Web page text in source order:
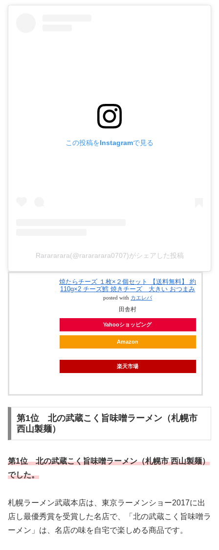
この投稿をInstagramで見る
Rarararara(@rarararara0707)がシェアした投稿
焼たらチーズ １枚×２個セット 【送料無料】 約
110g×2 チーズ鱈 焼きチーズ 大きい おつまみ
posted with カエレバ
田舎村
Yahooショッピング
Amazon
楽天市場
第1位 北の武蔵こく旨味噌ラーメン（札幌市
西山製麺）
第1位 北の武蔵こく旨味噌ラーメン（札幌市 西山製麺）
でした。
札幌ラーメン武蔵本店は、東京ラーメンショー2017に出
店し最優秀賞を受賞した名店で、「北の武蔵こく旨味噌ラ
ーメン」は、名店の味を自宅で楽しめる商品です。